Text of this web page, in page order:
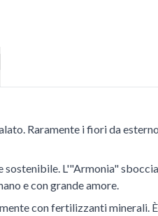
Raramente i fiori da
L'"Armonia"
e con grande amore.
con fertilizzanti